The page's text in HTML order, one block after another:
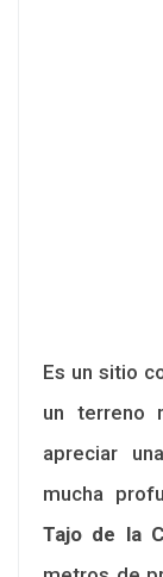
Es un sitio
un terreno
apreciar
mucha
Tajo de la